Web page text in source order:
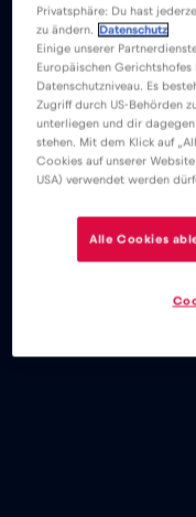
eSIM Blog
Privatsphäre: Du hast
zu ändern.
Datenschutz
Einige unserer
Europäischen Gerichtshofes
Datenschutzniveau. Es
Zugriff durch US-Behörden
unterliegen und dir
stehen. Mit dem Klick auf
Cookies auf unserer
USA) verwendet werden
Alle Cookies